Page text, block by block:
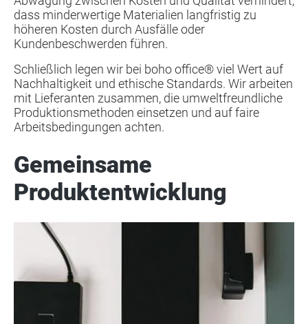
dass minderwertige Materialien langfristig zu
höheren Kosten durch Ausfälle oder
Kundenbeschwerden führen.
Schließlich legen wir bei boho office® viel Wert auf
Nachhaltigkeit und ethische Standards. Wir arbeiten
mit Lieferanten zusammen, die umweltfreundliche
Produktionsmethoden einsetzen und auf faire
Arbeitsbedingungen achten.
Gemeinsame
Produktentwicklung